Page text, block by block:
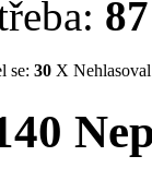
87
se: 30 X Nehlasoval
0